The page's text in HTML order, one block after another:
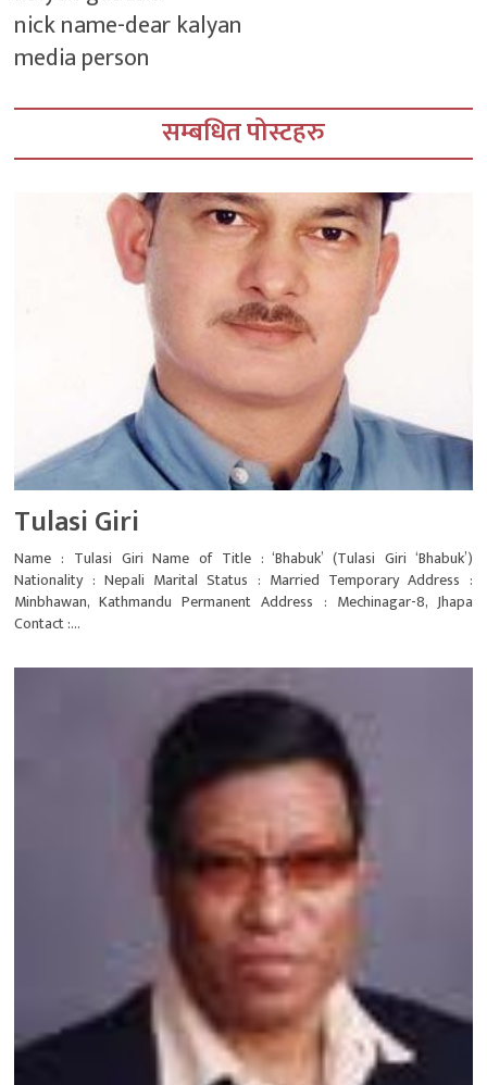
nick name-dear kalyan
media person
सम्बधित पोस्टहरु
Tulasi Giri
Name : Tulasi Giri Name of Title : ‘Bhabuk’ (Tulasi Giri ‘Bhabuk’)
Nationality : Nepali Marital Status : Married Temporary Address :
Minbhawan, Kathmandu Permanent Address : Mechinagar-8, Jhapa
Contact :...